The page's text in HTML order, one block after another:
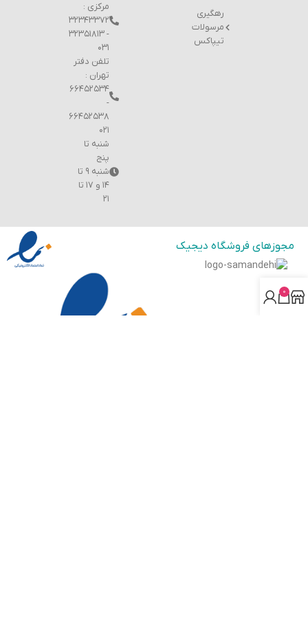
رهگیری
مرسولات
تیپاکس
مرکزی :
۳۲۳۴۳۳۷۲
- ۳۲۳۵۱۸۱۳
۰۳۱
تلفن دفتر
تهران :
۶۶۴۵۲۵۳۴
-
۶۶۴۵۲۵۳۸
۰۲۱
شنبه تا
پنج
شنبه ۹ تا
۱۴ و ۱۷ تا
۲۱
مجوزهای فروشگاه دیجیک
0